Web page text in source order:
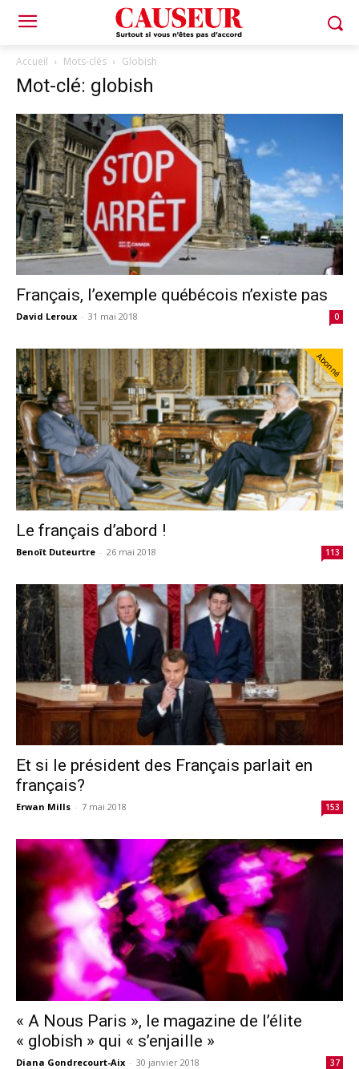
Accueil Mots-clés Globish
Mot-clé: globish
Français, l’exemple québécois n’existe pas
David Leroux - 31 mai 2018 0
Abonné
Le français d’abord !
Benoît Duteurtre - 26 mai 2018 113
Et si le président des Français parlait en
français?
Erwan Mills - 7 mai 2018 153
« A Nous Paris », le magazine de l’élite
« globish » qui « s’enjaille »
Diana Gondrecourt-Aix - 30 janvier 2018 37